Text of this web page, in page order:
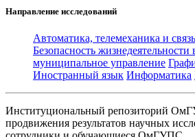
Направление исследований
Автоматика, телемеханика и
Безопасность жизнедеятельности
муниципальное управление
Иностранный язык Информатика
Институциональный репозиторий
продвижения результатов научных